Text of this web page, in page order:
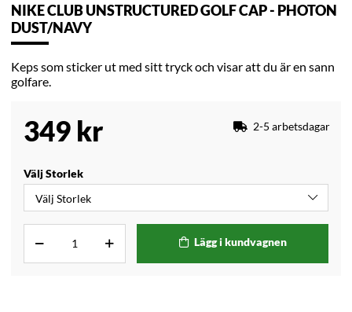
NIKE CLUB UNSTRUCTURED GOLF CAP - PHOTON
DUST/NAVY
Keps som sticker ut med sitt tryck och visar att du är en sann
golfare.
349 kr 2-5 arbetsdagar
Välj Storlek
Lägg i kundvagnen